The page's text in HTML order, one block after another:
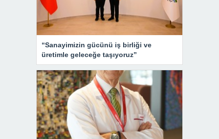
“Sanayimizin gücünü iş birliği ve
üretimle geleceğe taşıyoruz”